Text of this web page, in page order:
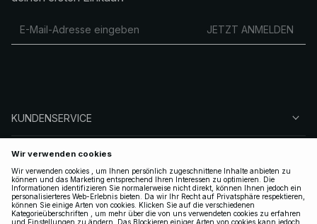
JETZT ANMELDEN
KUNDENSERVICE
ÜBER NA-KD
FOLGEN SIE UNS